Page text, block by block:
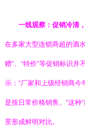
一线观察：促销冷清
在多家大型连锁商超的酒
赠”、“特价”等促销标识
示：“厂家和上级经销商
是按日常价格销售。”这种
景形成鲜明对比。